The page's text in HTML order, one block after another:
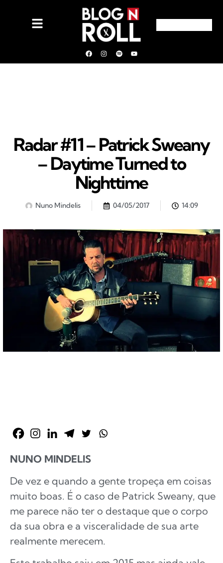
Radar #11 – Patrick Sweany
– Daytime Turned to
Nighttime
Nuno Mindelis 04/05/2017 14:09
NUNO MINDELIS
De vez e quando a gente tropeça em coisas
muito boas. É o caso de Patrick Sweany, que
me parece não ter o destaque que o corpo
da sua obra e a visceralidade de sua arte
realmente merecem.